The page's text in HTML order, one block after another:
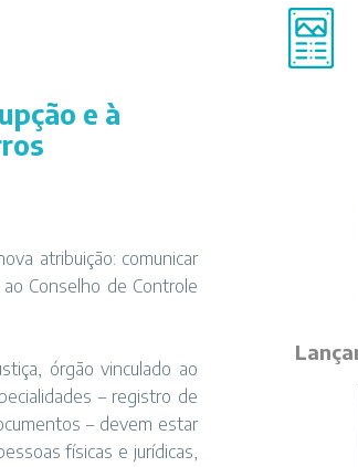
e à
atribuição: comunicar
Conselho de Controle
órgão vinculado ao
– registro de
– devem estar
físicas e jurídicas,